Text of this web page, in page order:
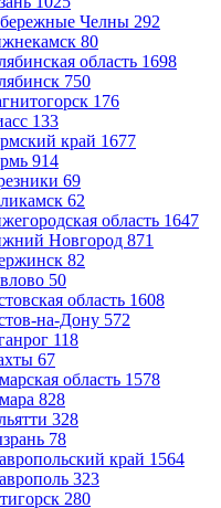
Челны 292
80
область 1698
750
176
133
край 1677
914
69
62
область 1647
Новгород 871
82
50
область 1608
на-Дону 572
118
67
область 1578
828
328
78
край 1564
323
280